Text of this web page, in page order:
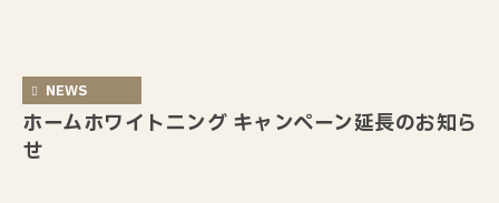
NEWS
ホームホワイトニング キャンペーン延長のお知ら
せ